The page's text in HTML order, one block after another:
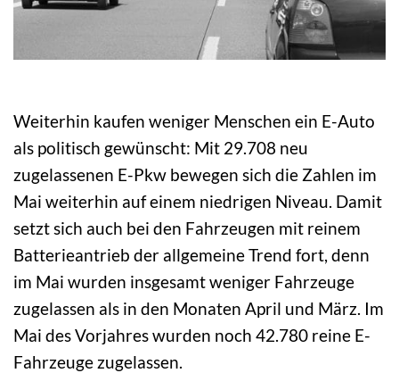
Weiterhin kaufen weniger Menschen ein E-Auto
als politisch gewünscht: Mit 29.708 neu
zugelassenen E-Pkw bewegen sich die Zahlen im
Mai weiterhin auf einem niedrigen Niveau. Damit
setzt sich auch bei den Fahrzeugen mit reinem
Batterieantrieb der allgemeine Trend fort, denn
im Mai wurden insgesamt weniger Fahrzeuge
zugelassen als in den Monaten April und März. Im
Mai des Vorjahres wurden noch 42.780 reine E-
Fahrzeuge zugelassen.